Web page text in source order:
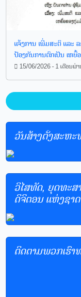
ແຈ້ງການ ເພີ່ມສະຕິ ແລະ
ປ້ອງກັນການຕົກເປັນ ເຫ
15/06/2026 - 1 ເດືອນຜ່
ວັນສ້າງຕັ້ງສະຫ
ວິໄສທັດ, ຍຸດທະ
ດິຈິຕອນ ແຫ່ງຊາດ
ຕິດຕາມພວກເຮົາ